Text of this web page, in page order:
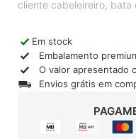
cliente cabeleireiro, bata
Em stock
Embalamento
O valor apresentado
Envios grátis em